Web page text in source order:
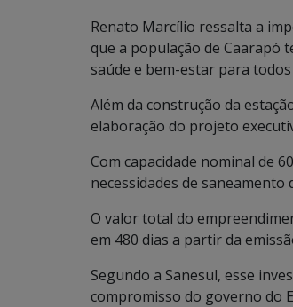
Renato Marcílio ressalta a
que a população de Caarapó
saúde e bem-estar para
Além da construção da
elaboração do projeto
Com capacidade nominal de
necessidades de saneamento
O valor total do
em 480 dias a partir da
Segundo a Sanesul, esse
compromisso do governo do